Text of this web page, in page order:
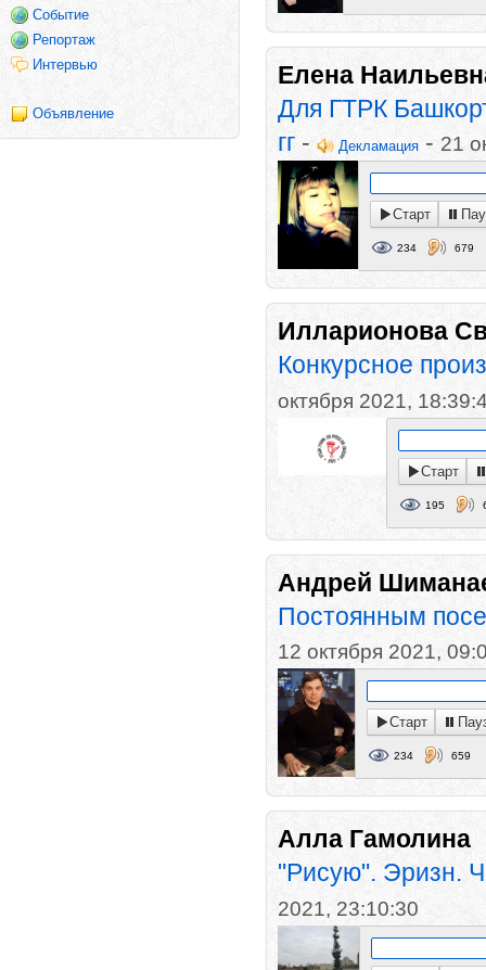
Событие
Репортаж
Интервью
Объявление
Елена
Для ГТРК
гг - Декламация - 21
Старт
234 679
Илларионова
Конкурсное
октября 2021,
Старт
195
Андрей
Постоянным
12 октября 2021,
Старт
234 659
Алла Гамолина
"Рисую". Эризн.
2021, 23:10:30